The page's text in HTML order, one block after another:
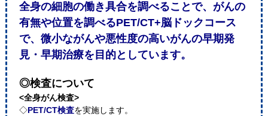
全身の細胞の働き具合を調べることで、がんの
有無や位置を調べるPET/CT+脳ドックコース
で、微小ながんや悪性度の高いがんの早期発
見・早期治療を目的としています。
◎検査について
<全身がん検査>
◇PET/CT検査を実施します。